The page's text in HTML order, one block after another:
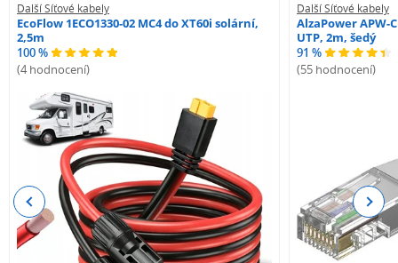
Další Síťové kabely
EcoFlow 1ECO1330-02 MC4 do XT60i solární,
2,5m
100 %
(4 hodnocení)
Další Síťové kabely
AlzaPower APW-
UTP, 2m, šedý
91 %
(55 hodnocení)
Previous Next